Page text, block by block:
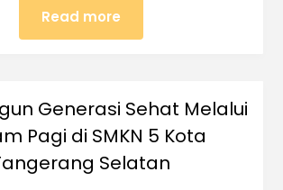
Read more
Generasi Sehat Melalui
Pagi di SMKN 5 Kota
Selatan